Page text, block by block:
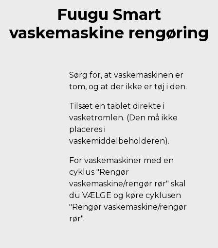
Sørg for, at vaskemaskinen er
tom, og at der ikke er tøj i den.
Tilsæt en tablet direkte i
vasketromlen. (Den må ikke
placeres i
vaskemiddelbeholderen).
For vaskemaskiner med en
cyklus "Rengør
vaskemaskine/rengør rør" skal
du VÆLGE og køre cyklusen
"Rengør vaskemaskine/rengør
rør".
Fuugu Smart
vaskemaskine rengøring